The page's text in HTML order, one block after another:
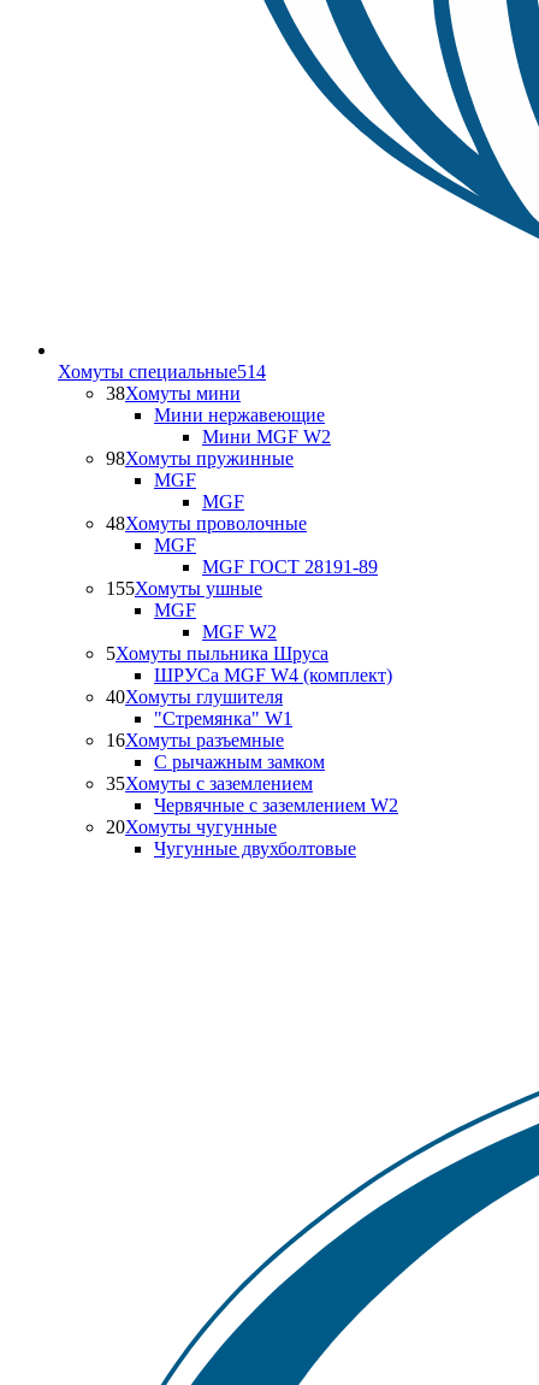
Хомуты специальные514
38Хомуты мини
Мини нержавеющие
Мини MGF W2
98Хомуты пружинные
MGF
MGF
48Хомуты проволочные
MGF
MGF ГОСТ 28191-89
155Хомуты ушные
MGF
MGF W2
5Хомуты пыльника Шруса
ШРУСа MGF W4 (комплект)
40Хомуты глушителя
"Стремянка" W1
16Хомуты разъемные
С рычажным замком
35Хомуты с заземлением
Червячные с заземлением W2
20Хомуты чугунные
Чугунные двухболтовые